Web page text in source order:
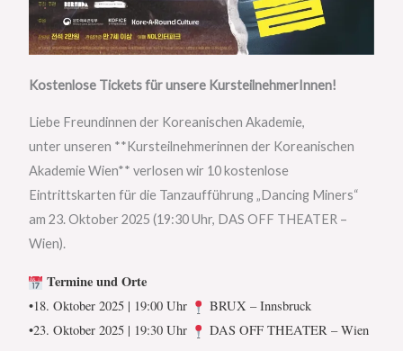
Kostenlose Tickets für unsere KursteilnehmerInnen!
Liebe Freundinnen der Koreanischen Akademie,
unter unseren **Kursteilnehmerinnen der Koreanischen
Akademie Wien** verlosen wir 10 kostenlose
Eintrittskarten für die Tanzaufführung „Dancing Miners“
am 23. Oktober 2025 (19:30 Uhr, DAS OFF THEATER –
Wien).
Termine und Orte
•18. Oktober 2025 | 19:00 Uhr
BRUX – Innsbruck
•23. Oktober 2025 | 19:30 Uhr
DAS OFF THEATER – Wien